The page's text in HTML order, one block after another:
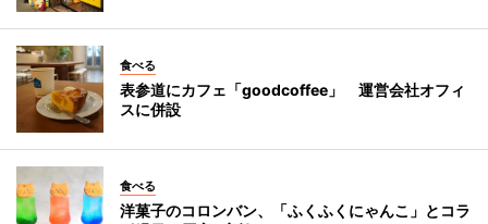
食べる
表参道にカフェ「goodcoffee」 運営会社オフィ
スに併設
食べる
洋菓子のコロンバン、「ふくふくにゃんこ」とコラ